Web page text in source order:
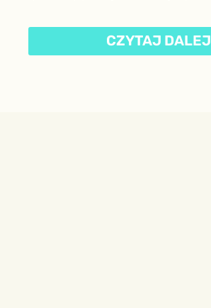
CZYTAJ DALEJ